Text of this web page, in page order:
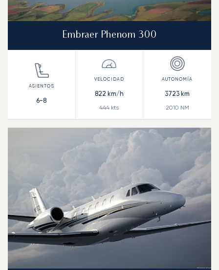
Embraer Phenom 300
6-8
822 km/h
444 kts
3723 km
2010 NM